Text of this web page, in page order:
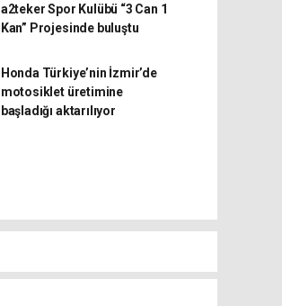
a2teker Spor Kulübü “3 Can 1
Kan” Projesinde buluştu
Honda Türkiye’nin İzmir’de
motosiklet üretimine
başladığı aktarılıyor